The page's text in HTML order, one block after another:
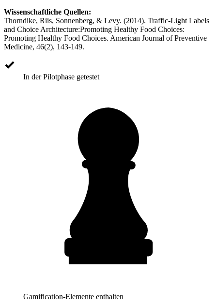
Wissenschaftliche Quellen:
Thorndike, Riis, Sonnenberg, & Levy. (2014). Traffic-Light Labels
and Choice Architecture:Promoting Healthy Food Choices:
Promoting Healthy Food Choices. American Journal of Preventive
Medicine, 46(2), 143-149.
In der Pilotphase getestet
Gamification-Elemente enthalten